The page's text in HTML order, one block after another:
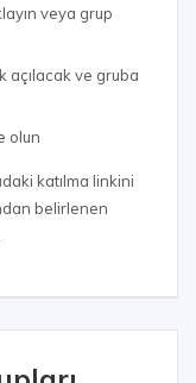
veya grup
açılacak ve gruba
olun
katılma linkini
belirlenen